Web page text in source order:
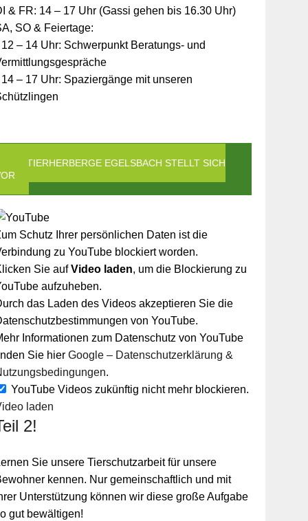
& FR: 14 – 17 Uhr (Gassi gehen bis 16.30 Uhr)
SO & Feiertage:
12 – 14 Uhr: Schwerpunkt Beratungs- und
14 – 17 Uhr: Spaziergänge mit unseren
DIE TIERHERBERGE EGELSBACH STELLT SICH
Schutz Ihrer persönlichen Daten ist die
zu YouTube blockiert worden.
Sie aufVideo laden, um die Blockierung zu
aufzuheben.
das Laden des Videos akzeptieren Sie die
von YouTube.
Informationen zum Datenschutz von YouTube
Sie hierGoogle – Datenschutzerklärung &
.
YouTube Videos zukünftig nicht mehr blockieren.
laden
2!
Sie unsere Tierschutzarbeit für unsere
kennen. Nur gemeinschaftlich und mit
Unterstützung können wir diese große Aufgabe
gut bewältigen!